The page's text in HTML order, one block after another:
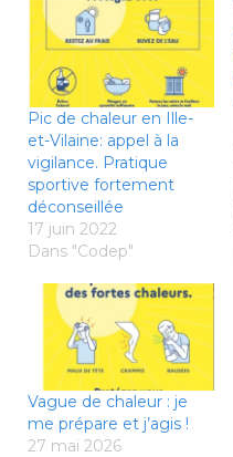
Pic de chaleur en Ille-
et-Vilaine: appel à la
vigilance. Pratique
sportive fortement
déconseillée
17 juin 2022
Dans "Codep"
Vague de chaleur : je
me prépare et j’agis !
27 mai 2026